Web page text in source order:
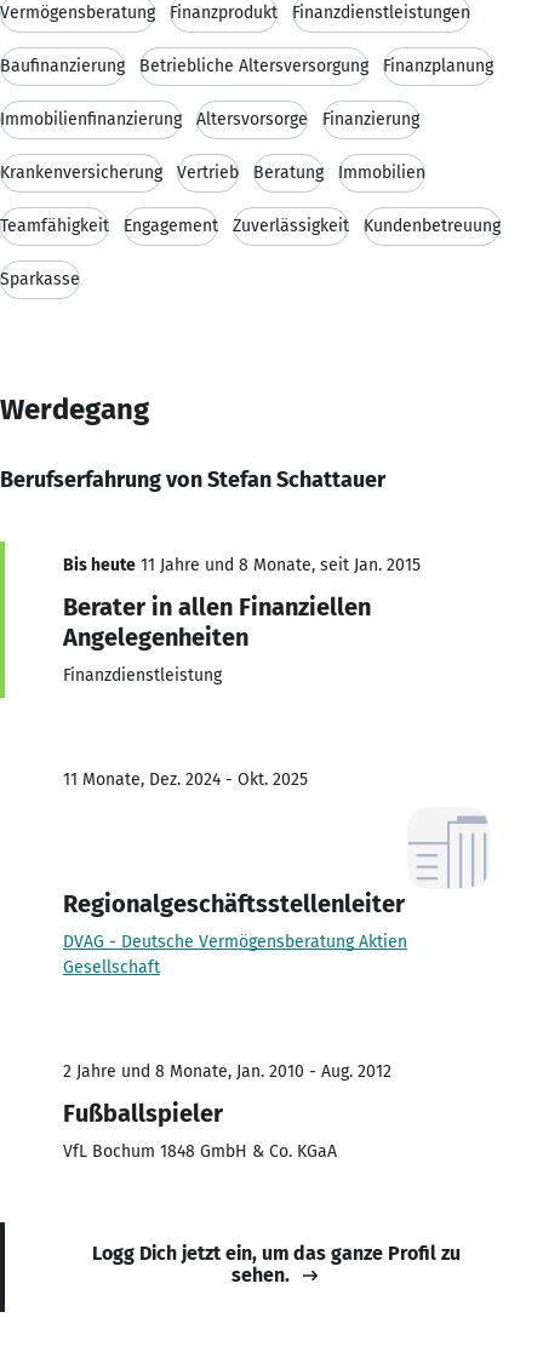
Vermögensberatung Finanzprodukt Finanzdienstleistungen
Baufinanzierung Betriebliche Altersversorgung Finanzplanung
Immobilienfinanzierung Altersvorsorge Finanzierung
Krankenversicherung Vertrieb Beratung Immobilien
Teamfähigkeit Engagement Zuverlässigkeit Kundenbetreuung
Sparkasse
Werdegang
Berufserfahrung von Stefan Schattauer
Bis heute 11 Jahre und 8 Monate, seit Jan. 2015
Berater in allen Finanziellen
Angelegenheiten
Finanzdienstleistung
11 Monate, Dez. 2024 - Okt. 2025
Regionalgeschäftsstellenleiter
DVAG - Deutsche Vermögensberatung Aktien
Gesellschaft
2 Jahre und 8 Monate, Jan. 2010 - Aug. 2012
Fußballspieler
VfL Bochum 1848 GmbH & Co. KGaA
Logg Dich jetzt ein, um das ganze Profil zu
sehen.